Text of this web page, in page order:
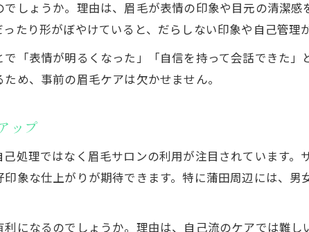
婚活直前の眉毛ケアで印象アップを
眉毛サロン選びが婚活成功の鍵となる
婚活直前におすすめの眉毛サロン活用
顔型別のお見合い向け眉毛デザイン術
眉毛サロンで叶う印象アップのデザ
しょうか。理由は、眉毛が表情の印象や目元の清潔
たり形がぼやけていると、だらしない印象や自己管理
「表情が明るくなった」「自信を持って会話できた
め、事前の眉毛ケアは欠かせません。
ップ
処理ではなく眉毛サロンの利用が注目されています
象な仕上がりが期待できます。特に蒲田周辺には、
になるのでしょうか。理由は、自己流のケアでは難